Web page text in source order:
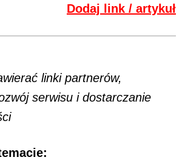
Dodaj link / artykuł
linki partnerów,
serwisu i dostarczanie